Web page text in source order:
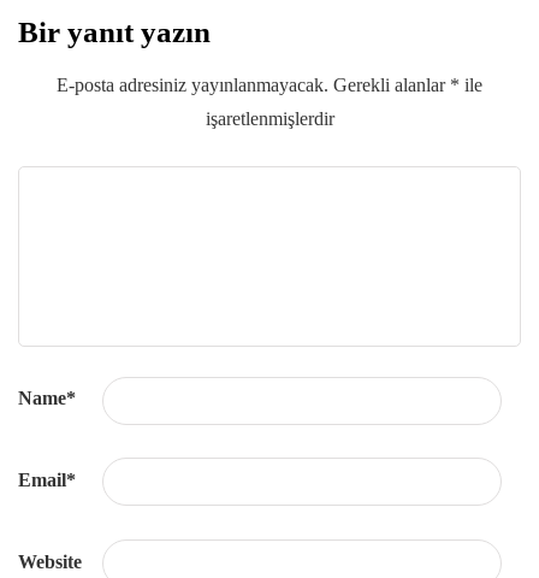
Bir yanıt yazın
E-posta adresiniz yayınlanmayacak. Gerekli alanlar * ile
işaretlenmişlerdir
Name*
Email*
Website